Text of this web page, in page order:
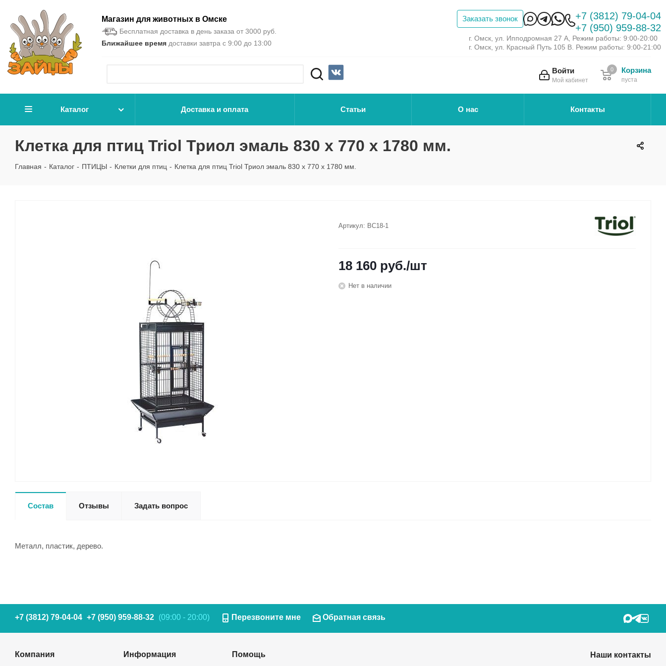
Магазин для животных в Омске
Бесплатная доставка в день заказа от 3000 руб.
Ближайшее время доставки завтра с 9:00 до 13:00
Заказать звонок
+7 (3812) 79-04-04
+7 (950) 959-88-32
г. Омск, ул. Ипподромная 27 А, Режим работы: 9:00-20:00
г. Омск, ул. Красный Путь 105 В. Режим работы: 9:00-21:00
Войти
Мой кабинет
Корзина
пуста
0
Каталог Доставка и оплата Статьи О нас Контакты
Клетка для птиц Triol Триол эмаль 830 х 770 х 1780 мм.
Главная - Каталог - ПТИЦЫ - Клетки для птиц - Клетка для птиц Triol Триол эмаль 830 х 770 х 1780 мм.
Артикул: BC18-1
18 160 руб./шт
Нет в наличии
Состав Отзывы Задать вопрос
Металл, пластик, дерево.
+7 (3812) 79-04-04 +7 (950) 959-88-32 (09:00 - 20:00) Перезвоните мне Обратная связь
Компания Информация Помощь Наши контакты